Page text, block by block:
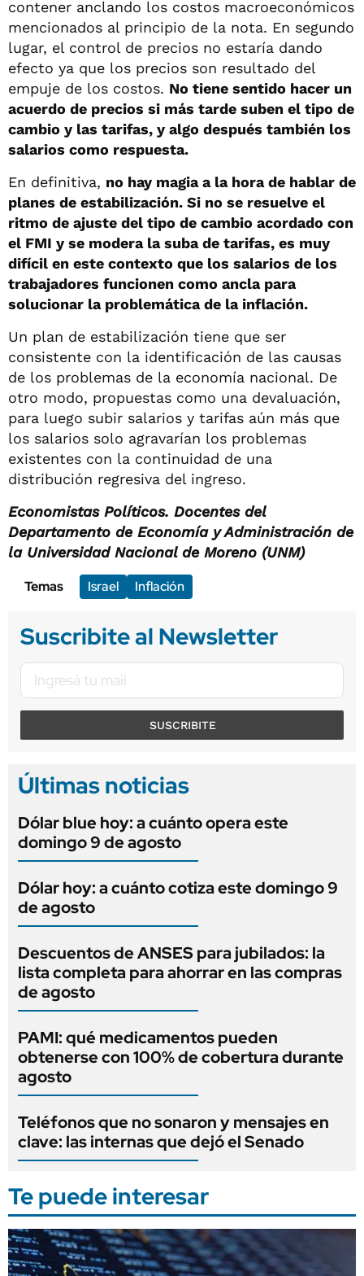
contener anclando los costos macroeconómicos
mencionados al principio de la nota. En segundo
lugar, el control de precios no estaría dando
efecto ya que los precios son resultado del
empuje de los costos. No tiene sentido hacer un
acuerdo de precios si más tarde suben el tipo de
cambio y las tarifas, y algo después también los
salarios como respuesta.
En definitiva, no hay magia a la hora de hablar de
planes de estabilización. Si no se resuelve el
ritmo de ajuste del tipo de cambio acordado con
el FMI y se modera la suba de tarifas, es muy
difícil en este contexto que los salarios de los
trabajadores funcionen como ancla para
solucionar la problemática de la inflación.
Un plan de estabilización tiene que ser
consistente con la identificación de las causas
de los problemas de la economía nacional. De
otro modo, propuestas como una devaluación,
para luego subir salarios y tarifas aún más que
los salarios solo agravarían los problemas
existentes con la continuidad de una
distribución regresiva del ingreso.
Economistas Políticos. Docentes del
Departamento de Economía y Administración de
la Universidad Nacional de Moreno (UNM)
Temas
Israel Inflación
Suscribite al Newsletter
SUSCRIBITE
Últimas noticias
Dólar blue hoy: a cuánto opera este
domingo 9 de agosto
Dólar hoy: a cuánto cotiza este domingo 9
de agosto
Descuentos de ANSES para jubilados: la
lista completa para ahorrar en las compras
de agosto
PAMI: qué medicamentos pueden
obtenerse con 100% de cobertura durante
agosto
Teléfonos que no sonaron y mensajes en
clave: las internas que dejó el Senado
Te puede interesar